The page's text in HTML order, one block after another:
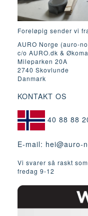
Foreløpig sender vi
AURO Norge (auro-
c/o AURO.dk &
Mileparken 20A
2740 Skovlunde
Danmark
KONTAKT OS
40 88 88
E-mail: hei@auro-
Vi svarer så raskt
fredag ​​9-12